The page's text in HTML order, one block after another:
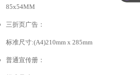
85x54MM
三折页广告：
标准尺寸:(A4)210mm x 285mm
普通宣传册：